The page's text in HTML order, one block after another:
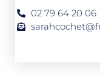
02 79 64 20 06